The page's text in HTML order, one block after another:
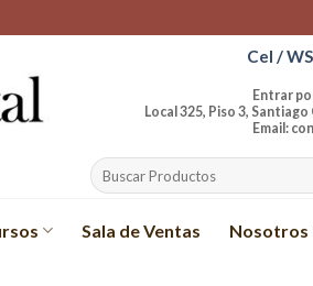
Cel /
Entrar por Agustinas
Local 325, Piso 3, Santiago
Email:
Buscar
por:
Sala de Ventas Nosotros